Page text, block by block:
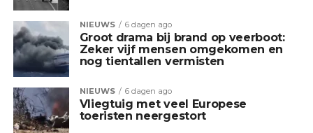
NIEUWS 6 dagen ago
Groot drama bij brand op veerboot:
Zeker vijf mensen omgekomen en
nog tientallen vermisten
NIEUWS 6 dagen ago
Vliegtuig met veel Europese
toeristen neergestort